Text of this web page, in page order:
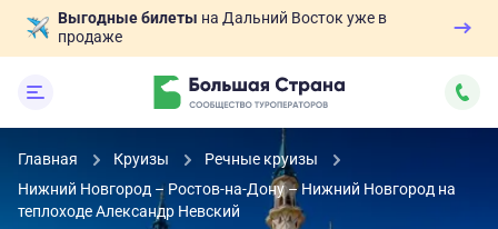
Выгодные билеты на Дальний Восток уже в
продаже
Главная Круизы
Речные круизы
Нижний Новгород – Ростов-на-Дону – Нижний Новгород на
теплоходе Александр Невский